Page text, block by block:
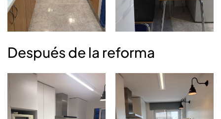
Después de la reforma